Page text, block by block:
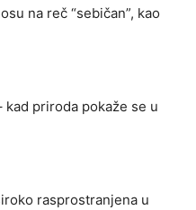
na reč “sebičan”, kao
priroda pokaže se u
rasprostranjena u